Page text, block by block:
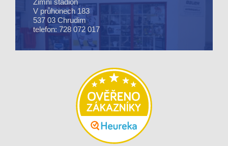
Zimní stadion
V průhonech 183
537 03 Chrudim
telefon: 728 072 017